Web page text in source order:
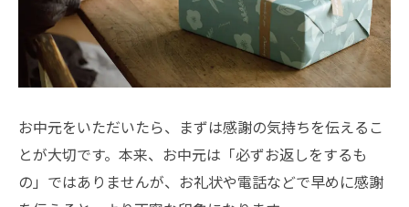
お中元をいただいたら、まずは感謝の気持ちを伝えるこ
とが大切です。本来、お中元は「必ずお返しをするも
の」ではありませんが、お礼状や電話などで早めに感謝